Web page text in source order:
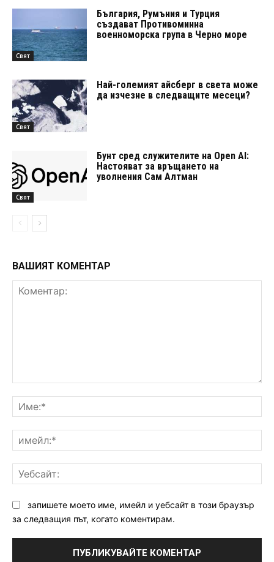
Свят
България, Румъния и Турция
създават Противоминна
военноморска група в Черно море
Свят
Най-големият айсберг в света може
да изчезне в следващите месеци?
Свят
Бунт сред служителите на Open AI:
Настояват за връщането на
уволнения Сам Алтман
ВАШИЯТ КОМЕНТАР
запишете моето име, имейл и уебсайт в този браузър
за следващия път, когато коментирам.